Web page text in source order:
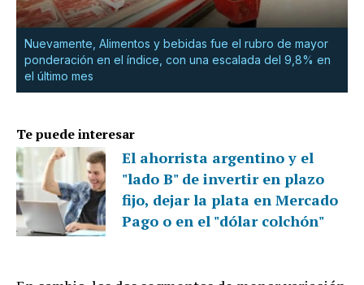
Nuevamente, Alimentos y bebidas fue el rubro de mayor
ponderación en el índice, con una escalada del 9,8% en
el último mes
Te puede interesar
El ahorrista argentino y el
"lado B" de invertir en plazo
fijo, dejar la plata en Mercado
Pago o en el "dólar colchón"